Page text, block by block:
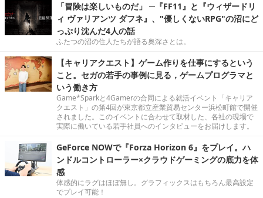
「冒険は楽しいものだ」 ─『FF11』と『ウィザードリ
ィ ヴァリアンツ ダフネ』、"優しくないRPG"の沼にど
っぷり沈んだ4人の話
ふたつの沼の住人たちが語る奥深さとは。
【キャリアクエスト】ゲーム作りを仕事にするという
こと。セガの若手の事例に見る，ゲームプログラマと
いう働き方
Game*Sparkと4Gamerの合同による就活イベント「キャリア
クエスト」の第4回が東京都立産業貿易センター浜松町館で開催
されました。このイベントに合わせて取材した、各社の現場で
実際に働いている若手社員へのインタビューをお届けします。
GeForce NOWで『Forza Horizon 6』をプレイ。ハ
ンドルコントローラー×クラウドゲーミングの底力を体
感
体感的にラグはほぼ無し。グラフィックスはもちろん最高設定
でプレイ可能！